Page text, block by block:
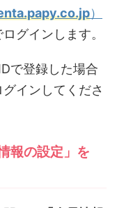
）
グインします。
で登録した場合
インしてくださ
報の設定」を